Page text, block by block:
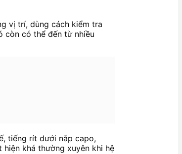
vị trí, dùng cách kiểm tra
còn có thể đến từ nhiều
tiếng rít dưới nắp capo,
khá thường xuyên khi hệ